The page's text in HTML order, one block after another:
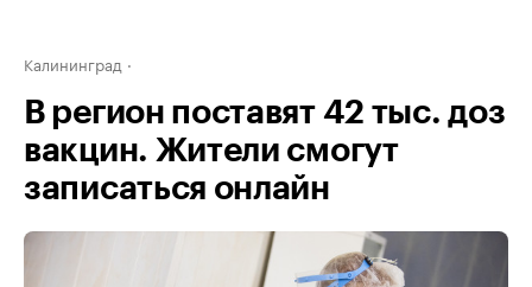
Калининград
В регион поставят 42 тыс. доз
вакцин. Жители смогут
записаться онлайн